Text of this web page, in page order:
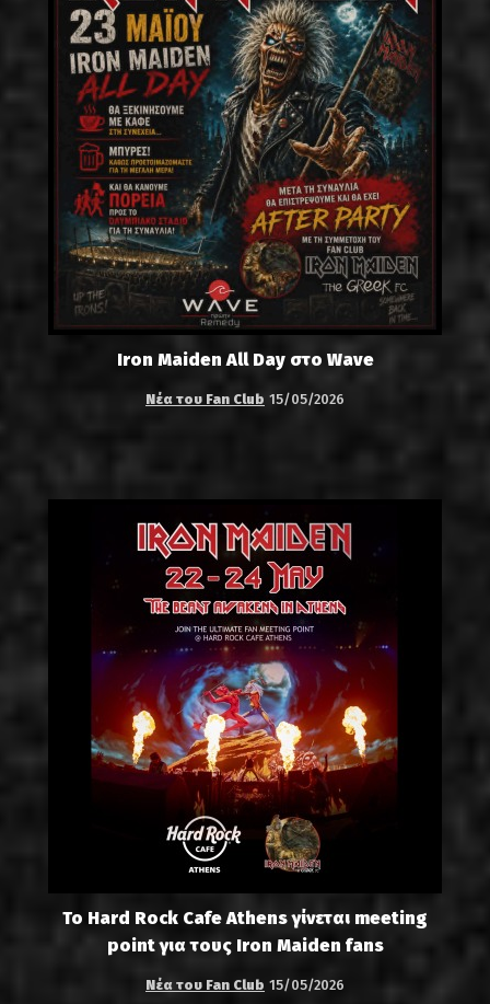
Iron Maiden All Day στο Wave
Νέα του Fan Club 15/05/2026
Το Hard Rock Cafe Athens γίνεται meeting
point για τους Iron Maiden fans
Νέα του Fan Club 15/05/2026